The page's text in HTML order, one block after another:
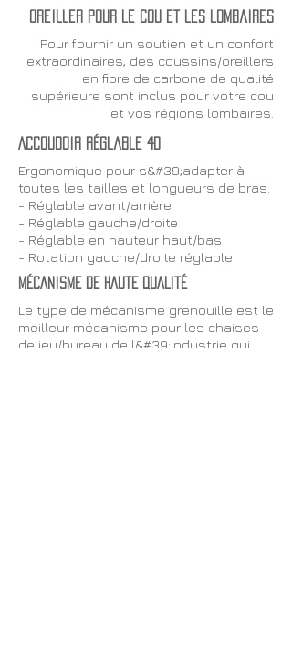
oreiller pour le cou et les lombaires
Pour fournir un soutien et un confort
extraordinaires, des coussins/oreillers
en fibre de carbone de qualité
supérieure sont inclus pour votre cou
et vos régions lombaires.
Accoudoir réglable 4D
Ergonomique pour s&#39;adapter à
toutes les tailles et longueurs de bras.
- Réglable avant/arrière
- Réglable gauche/droite
- Réglable en hauteur haut/bas
- Rotation gauche/droite réglable
MÉCANISME DE HAUTE QUALITÉ
Le type de mécanisme grenouille est le
meilleur mécanisme pour les chaises
de jeu/bureau de l&#39;industrie qui